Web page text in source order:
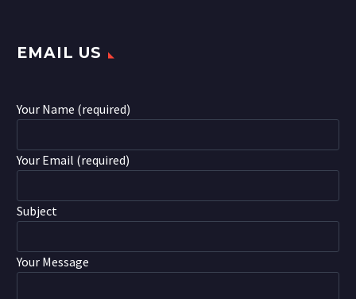
EMAIL US
Your Name (required)
Your Email (required)
Subject
Your Message